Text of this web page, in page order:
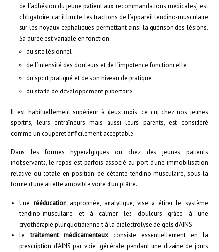
de l’adhésion du jeune patient aux recommandations médicales) est
obligatoire, car il limite les tractions de l’appareil tendino-musculaire
sur les noyaux céphaliques permettant ainsi la guérison des lésions.
Sa durée est variable en fonction
du site lésionnel
de l’intensité des douleurs et de l’impotence fonctionnelle
du sport pratiqué et de son niveau de pratique
du stade de développement pubertaire
Il est habituellement supérieur à deux mois, ce qui chez nos jeunes
sportifs, leurs entraîneurs mais aussi leurs parents, est considéré
comme un couperet difficilement acceptable.
Dans les formes hyperalgiques ou chez des jeunes patients
inobservants, le repos est parfois associé au port d’une immobilisation
relative ou totale en position de détente tendino-musculaire, sous la
forme d’une attelle amovible voire d’un plâtre.
Une rééducationappropriée, analytique, vise à étirer le système
tendino-musculaire et à calmer les douleurs grâce à une
cryothérapie pluriquotidienne t à la diélectrolyse de gels d’AINS.
Letraitement médicamenteux consiste essentiellement en la
prescription d’AINS par voie générale pendant une dizaine de jours